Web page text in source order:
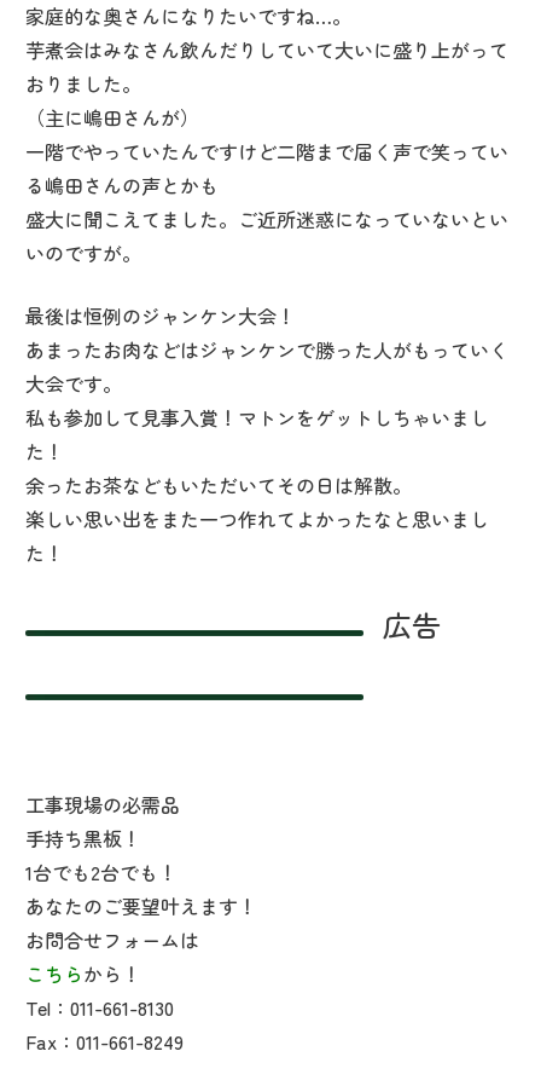
家庭的な奥さんになりたいですね…。
芋煮会はみなさん飲んだりしていて大いに盛り上がって
おりました。
（主に嶋田さんが）
一階でやっていたんですけど二階まで届く声で笑ってい
る嶋田さんの声とかも
盛大に聞こえてました。ご近所迷惑になっていないとい
いのですが。
最後は恒例のジャンケン大会！
あまったお肉などはジャンケンで勝った人がもっていく
大会です。
私も参加して見事入賞！マトンをゲットしちゃいまし
た！
余ったお茶などもいただいてその日は解散。
楽しい思い出をまた一つ作れてよかったなと思いまし
た！
広告
工事現場の必需品
手持ち黒板！
1台でも2台でも！
あなたのご要望叶えます！
お問合せフォームは
こちらから！
Tel：011-661-8130
Fax：011-661-8249